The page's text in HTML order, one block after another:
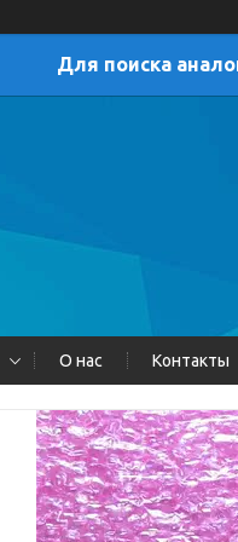
Для поиска
О нас Контакты